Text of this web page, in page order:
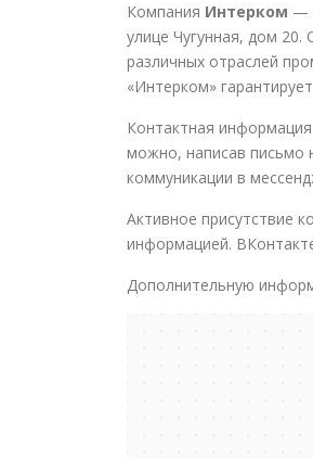
Компания Интерком —
улице Чугунная, дом 20.
различных отраслей
«Интерком»
Контактная
можно, написав письмо
коммуникации в
Активное присутствие
информацией.
Дополнительную